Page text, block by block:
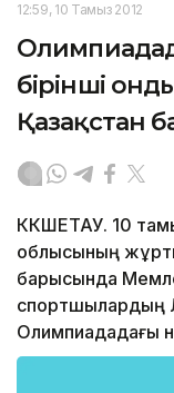
12:59, 10 Тамыз 2012
бірінші
Қазақстан
КӨКШЕТАУ. 10
облысының
барысында
спортшылардың
Олимпиададағы